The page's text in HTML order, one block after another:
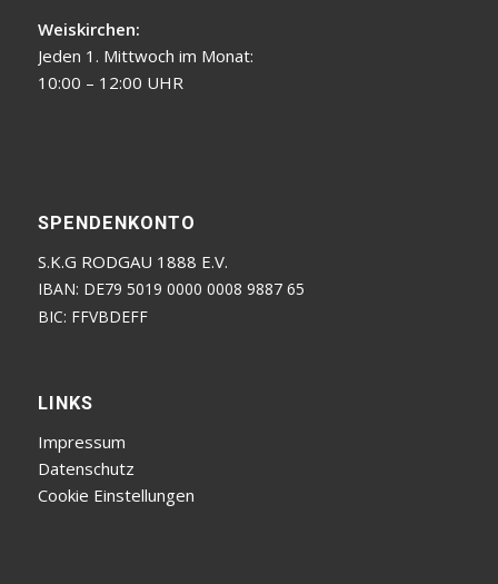
Weiskirchen:
Jeden 1. Mittwoch im Monat:
10:00 – 12:00 UHR
SPENDENKONTO
S.K.G RODGAU 1888 E.V.
IBAN: DE79 5019 0000 0008 9887 65
BIC: FFVBDEFF
LINKS
Impressum
Datenschutz
Cookie Einstellungen